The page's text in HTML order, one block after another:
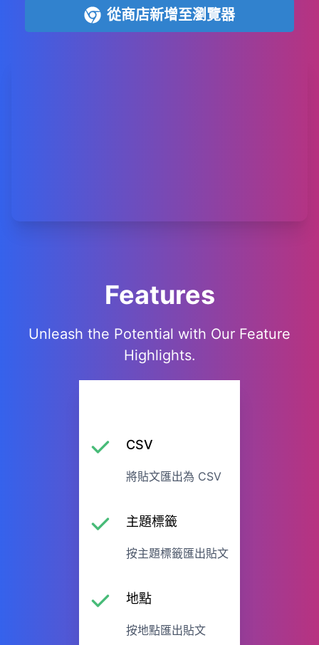
從商店新增至瀏覽器
Features
Unleash the Potential with Our Feature
Highlights.
CSV
將貼文匯出為 CSV
主題標籤
按主題標籤匯出貼文
地點
按地點匯出貼文